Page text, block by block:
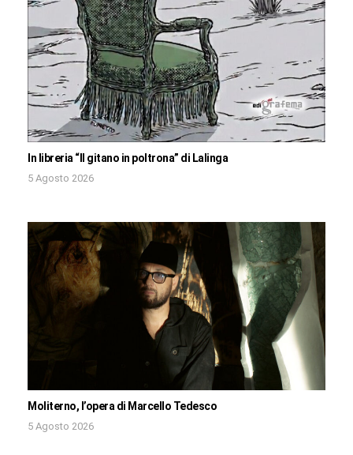
In libreria “Il gitano in poltrona” di Lalinga
5 Agosto 2026
Moliterno, l’opera di Marcello Tedesco
5 Agosto 2026